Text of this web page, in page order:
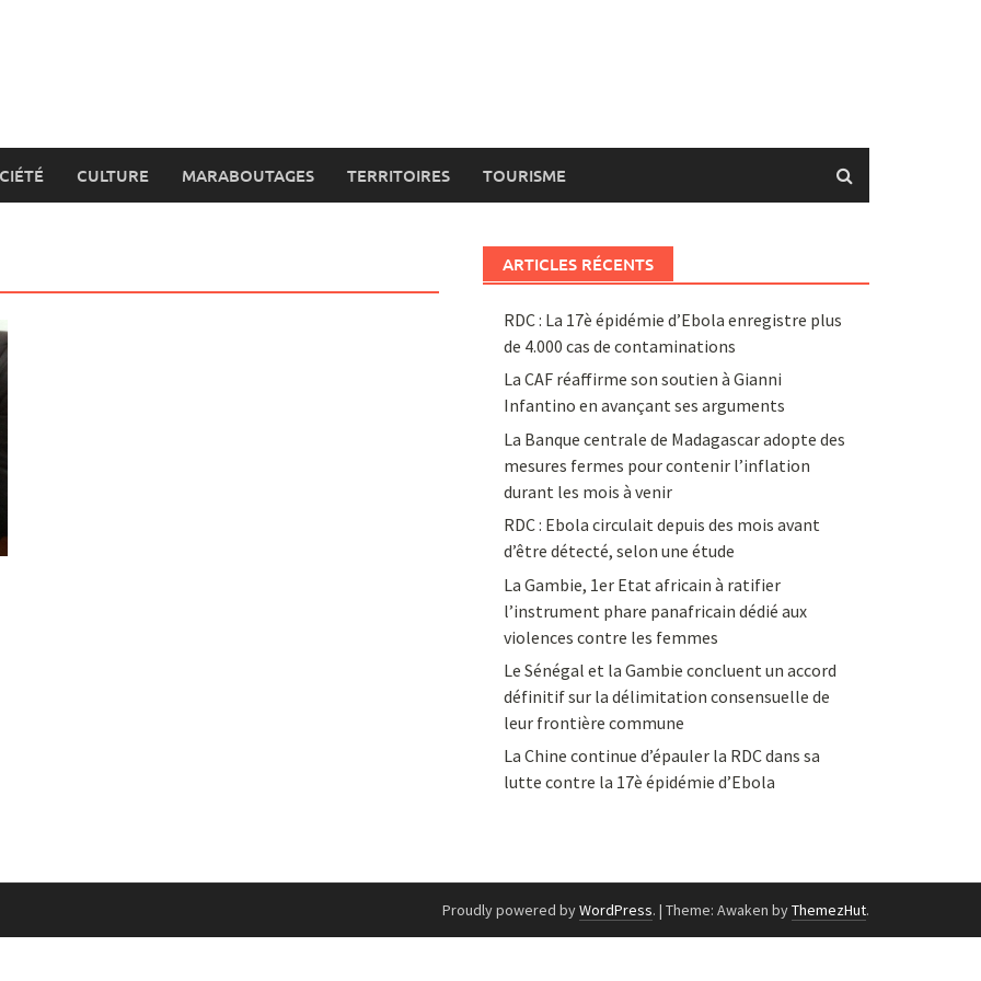
CULTURE MARABOUTAGES TERRITOIRES TOURISME
ARTICLES RÉCENTS
RDC : La 17è épidémie d’Ebola enregistre plus
de 4.000 cas de contaminations
La CAF réaffirme son soutien à Gianni
Infantino en avançant ses arguments
La Banque centrale de Madagascar adopte des
mesures fermes pour contenir l’inflation
durant les mois à venir
RDC : Ebola circulait depuis des mois avant
d’être détecté, selon une étude
La Gambie, 1er Etat africain à ratifier
l’instrument phare panafricain dédié aux
violences contre les femmes
Le Sénégal et la Gambie concluent un accord
définitif sur la délimitation consensuelle de
leur frontière commune
La Chine continue d’épauler la RDC dans sa
lutte contre la 17è épidémie d’Ebola
Proudly powered byWordPress. | Theme: Awaken byThemezHut.